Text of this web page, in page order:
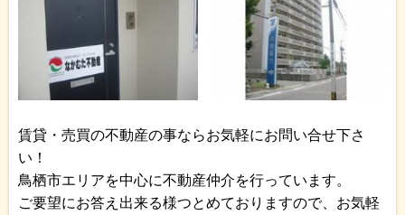
賃貸・売買の不動産の事ならお気軽にお問い合せ下さ
い！
鳥栖市エリアを中心に不動産仲介を行っています。
ご要望にお答え出来る様つとめておりますので、お気軽